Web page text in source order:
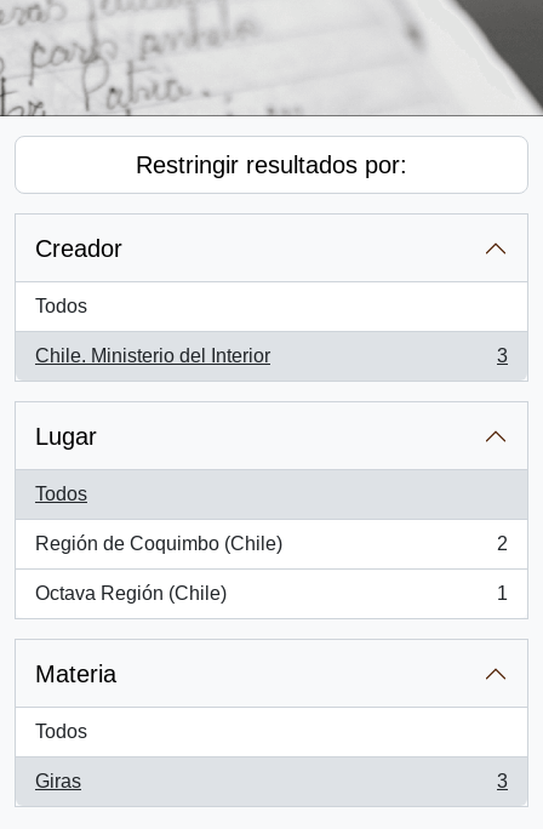
Restringir resultados por:
Creador
Todos
Chile. Ministerio del Interior
, 3 resultados
3
Lugar
Todos
Región de Coquimbo (Chile)
, 2 resultados
2
Octava Región (Chile)
, 1 resultados
1
Materia
Todos
Giras
, 3 resultados
3